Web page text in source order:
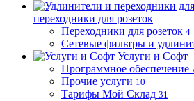
переходники для розеток
Переходники для розеток 4
Сетевые фильтры и
Услуги и Софт
Программное обеспечение
Прочие услуги 10
Тарифы Мой Склад 31